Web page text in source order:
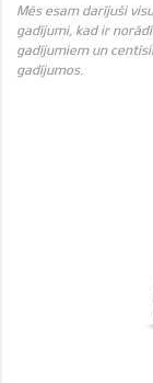
Mēs esam darījuši
gadījumi, kad ir
gadījumiem un
gadījumos.